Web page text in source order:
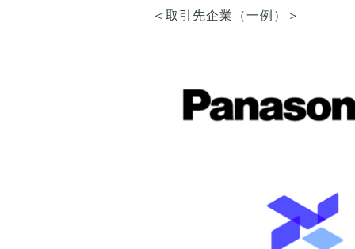
＜取引先企業（一例）＞